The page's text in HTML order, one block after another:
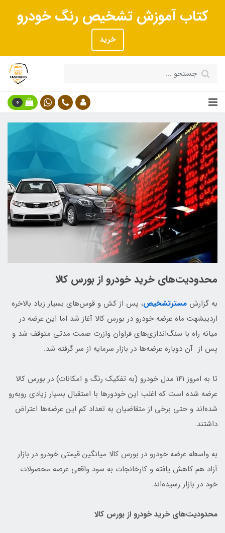
کتاب آموزش تشخیص رنگ خودرو
خرید
0
محدودیت‌های خرید خودرو از بورس کالا
به گزارش مسترتشخیص، پس از کش و قوس‌های بسیار زیاد بالاخره
اردیبشهت ماه عرضه خودرو در بورس کالا آغاز شد اما این عرضه در
میانه راه با سنگ‌اندازی‌های فراوان وازرت صمت مدتی متوقف شد و
پس از آن دوباره عرضه‌ها در بازار سرمایه از سر گرفته شد.
تا به امروز 141 مدل خودرو (به تفکیک رنگ و امکانات) در بورس کالا
عرضه شده است که اغلب این خودورها با استقبال بسیار زیادی روبه‌رو
شده‌اند و حتی برخی از متقاضیان به تعداد کم این عرضه‌ها اعتراض
داشتند.
به واسطه عرضه خودرو در بورس کالا میانگین قیمتی خودرو در بازار
آزاد هم کاهش یافته و کارخانجات به سود واقعی عرضه محصولات
خود در بازار رسیده‌اند.
محدودیت‌های خرید خودرو از بورس کالا